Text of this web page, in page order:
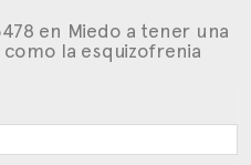
en Miedo a tener una
la esquizofrenia